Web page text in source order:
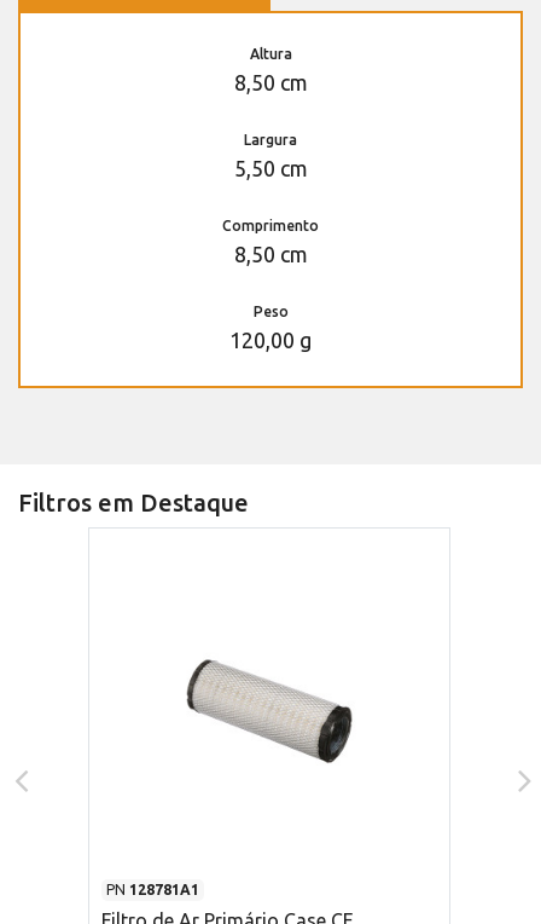
Altura
8,50 cm
Largura
5,50 cm
Comprimento
8,50 cm
Peso
120,00 g
Filtros em Destaque
PN 128781A1